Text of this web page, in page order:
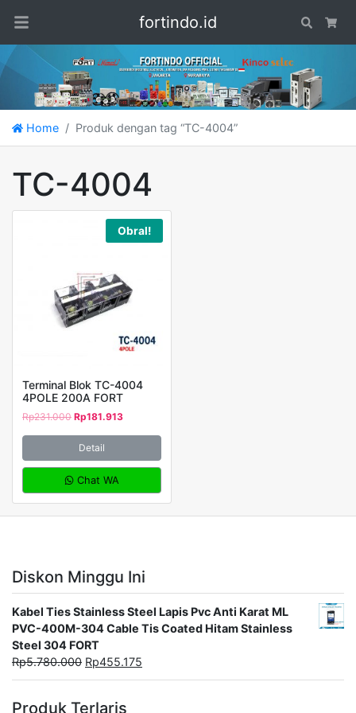
fortindo.id Search
Home Produk dengan tag “TC-4004”
TC-4004
Obral!
Terminal Blok TC-4004
4POLE 200A FORT
Rp231.000 Rp181.913
Detail
Chat WA
Diskon Minggu Ini
Kabel Ties Stainless Steel Lapis Pvc Anti Karat ML
PVC-400M-304 Cable Tis Coated Hitam Stainless
Steel 304 FORT
Rp5.780.000 Rp455.175
Produk Terlaris